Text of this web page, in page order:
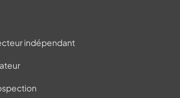
indépendant